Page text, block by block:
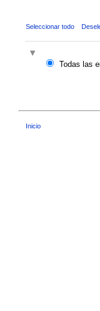
Seleccionar todo
Todas las
Inicio